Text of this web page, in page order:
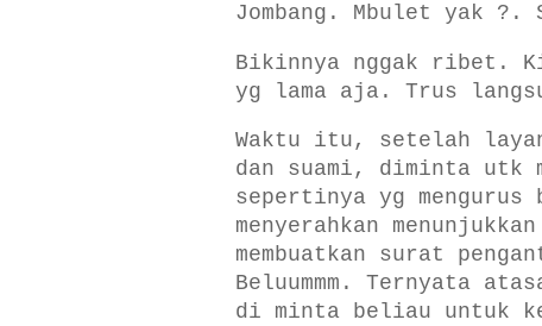
Jombang. Mbulet yak
Bikinnya nggak ribet.
yg lama aja. Trus
Waktu itu, setelah
dan suami, diminta utk
sepertinya yg
menyerahkan
membuatkan surat
Beluummm. Ternyata
di minta beliau untuk